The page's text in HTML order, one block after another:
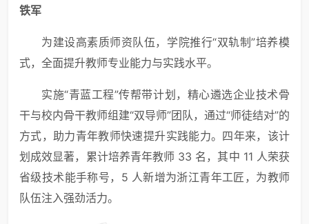
铁军
为建设高素质师资队伍，学院推行“双轨制”培养模
式，全面提升教师专业能力与实践水平。
实施“青蓝工程”传帮带计划，精心遴选企业技术骨
干与校内骨干教师组建“双导师”团队，通过“师徒结对”的
方式，助力青年教师快速提升实践能力。四年来，该计
划成效显著，累计培养青年教师 33 名，其中 11 人荣获
省级技术能手称号，5 人新增为浙江青年工匠，为教师
队伍注入强劲活力。